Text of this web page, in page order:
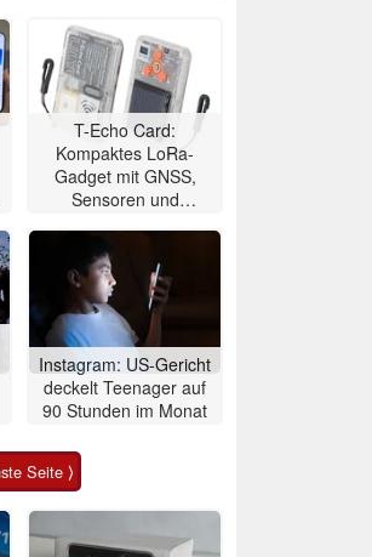
T-Echo Card:
Kompaktes LoRa-
Gadget mit GNSS,
Sensoren und
Instagram: US-Gericht
deckelt Teenager auf
90 Stunden im Monat
Seite ⟩